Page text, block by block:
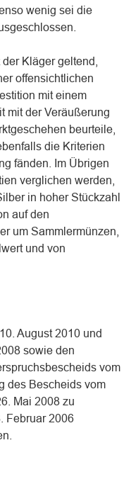
wenig sei die
Kläger geltend,
offensichtlichen
mit einem
mit der Veräußerung
beurteile,
die Kriterien
fänden. Im Übrigen
verglichen werden,
in hoher Stückzahl
auf den
um Sammlermünzen,
und von
August 2010 und
sowie den
vom
des Bescheids vom
Mai 2008 zu
Februar 2006